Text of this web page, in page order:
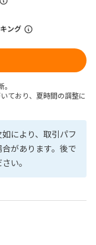
ング
ており、夏時間の調整に
により、取引パフ
があります。後で
い。